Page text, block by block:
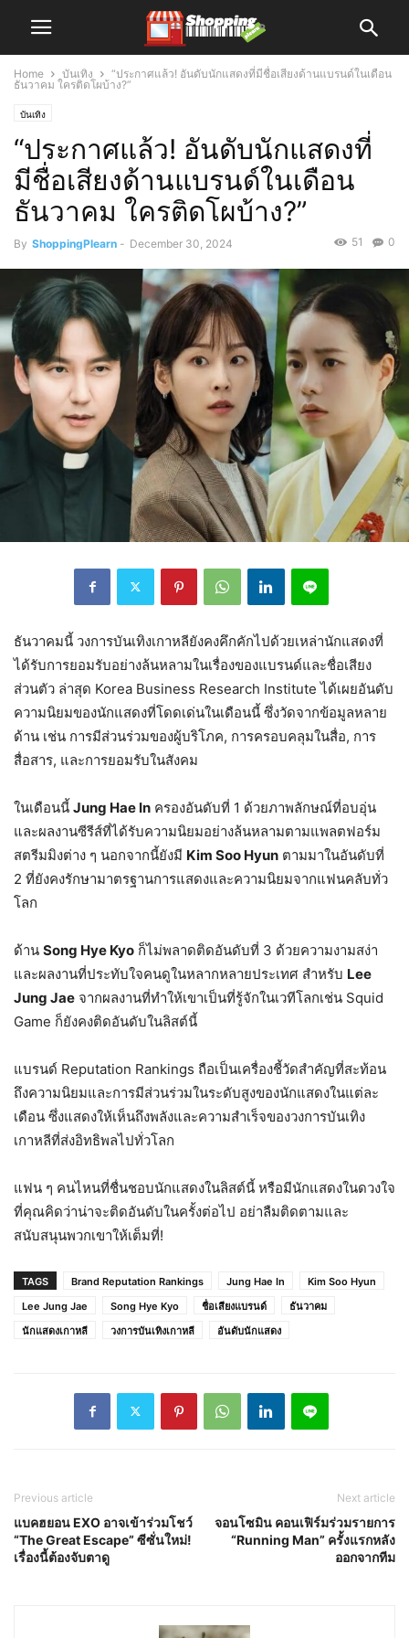
Home บันเทิง
“ประกาศแล้ว! อันดับนักแสดงที่มีชื่อเสียงด้านแบรนด์ในเดือน
ธันวาคม ใครติดโผบ้าง?”
บันเทิง
“ประกาศแล้ว! อันดับนักแสดงที่
มีชื่อเสียงด้านแบรนด์ในเดือน
ธันวาคม ใครติดโผบ้าง?”
By ShoppingPlearn - December 30, 2024 0
51
ธันวาคมนี้ วงการบันเทิงเกาหลียังคงคึกคักไปด้วยเหล่านักแสดงที่
ได้รับการยอมรับอย่างล้นหลามในเรื่องของแบรนด์และชื่อเสียง
ส่วนตัว ล่าสุด Korea Business Research Institute ได้เผยอันดับ
ความนิยมของนักแสดงที่โดดเด่นในเดือนนี้ ซึ่งวัดจากข้อมูลหลาย
ด้าน เช่น การมีส่วนร่วมของผู้บริโภค, การครอบคลุมในสื่อ, การ
สื่อสาร, และการยอมรับในสังคม
ในเดือนนี้ Jung Hae In ครองอันดับที่ 1 ด้วยภาพลักษณ์ที่อบอุ่น
และผลงานซีรีส์ที่ได้รับความนิยมอย่างล้นหลามตามแพลตฟอร์ม
สตรีมมิงต่าง ๆ นอกจากนี้ยังมี Kim Soo Hyun ตามมาในอันดับที่
2 ที่ยังคงรักษามาตรฐานการแสดงและความนิยมจากแฟนคลับทั่ว
โลก
ด้าน Song Hye Kyo ก็ไม่พลาดติดอันดับที่ 3 ด้วยความงามสง่า
และผลงานที่ประทับใจคนดูในหลากหลายประเทศ สำหรับ Lee
Jung Jae จากผลงานที่ทำให้เขาเป็นที่รู้จักในเวทีโลกเช่น Squid
Game ก็ยังคงติดอันดับในลิสต์นี้
แบรนด์ Reputation Rankings ถือเป็นเครื่องชี้วัดสำคัญที่สะท้อน
ถึงความนิยมและการมีส่วนร่วมในระดับสูงของนักแสดงในแต่ละ
เดือน ซึ่งแสดงให้เห็นถึงพลังและความสำเร็จของวงการบันเทิง
เกาหลีที่ส่งอิทธิพลไปทั่วโลก
แฟน ๆ คนไหนที่ชื่นชอบนักแสดงในลิสต์นี้ หรือมีนักแสดงในดวงใจ
ที่คุณคิดว่าน่าจะติดอันดับในครั้งต่อไป อย่าลืมติดตามและ
สนับสนุนพวกเขาให้เต็มที่!
TAGS Brand Reputation Rankings Jung Hae In
Kim Soo Hyun
Lee Jung Jae
Song Hye Kyo ชื่อเสียงแบรนด์
ธันวาคม
นักแสดงเกาหลี
วงการบันเทิงเกาหลี อันดับนักแสดง
Previous article
แบคฮยอน EXO อาจเข้าร่วมโชว์
“The Great Escape” ซีซั่นใหม่!
เรื่องนี้ต้องจับตาดู
Next article
จอนโซมิน คอนเฟิร์มร่วมรายการ
“Running Man” ครั้งแรกหลัง
ออกจากทีม